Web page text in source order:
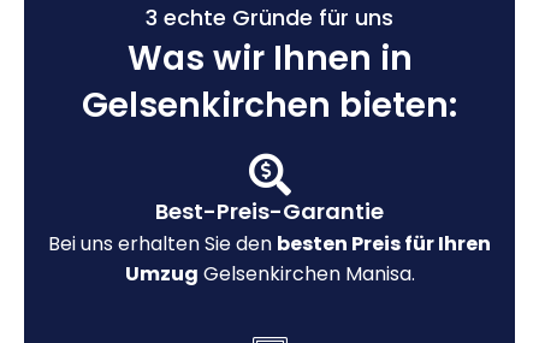
3 echte Gründe für uns
Was wir Ihnen in
Gelsenkirchen bieten:
Best-Preis-Garantie
Bei uns erhalten Sie den besten Preis für Ihren
Umzug Gelsenkirchen Manisa.